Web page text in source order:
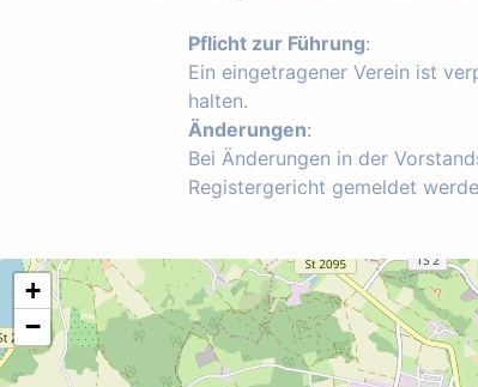
Pflicht zur Führung:
Ein eingetragener Verein ist
halten.
Änderungen:
Bei Änderungen in der
Registergericht gemeldet
+
−